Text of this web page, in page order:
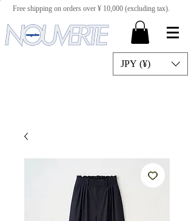
Free shipping on orders over ¥ 10,000 (excluding tax).
JPY (¥)